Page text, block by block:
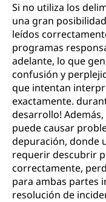
Si no utiliza los
una gran
leídos
programas
adelante, lo que
confusión y
que intentan
exactamente.
desarrollo!
puede causar
depuración, donde
requerir descubrir
correctamente,
para ambas partes
resolución de